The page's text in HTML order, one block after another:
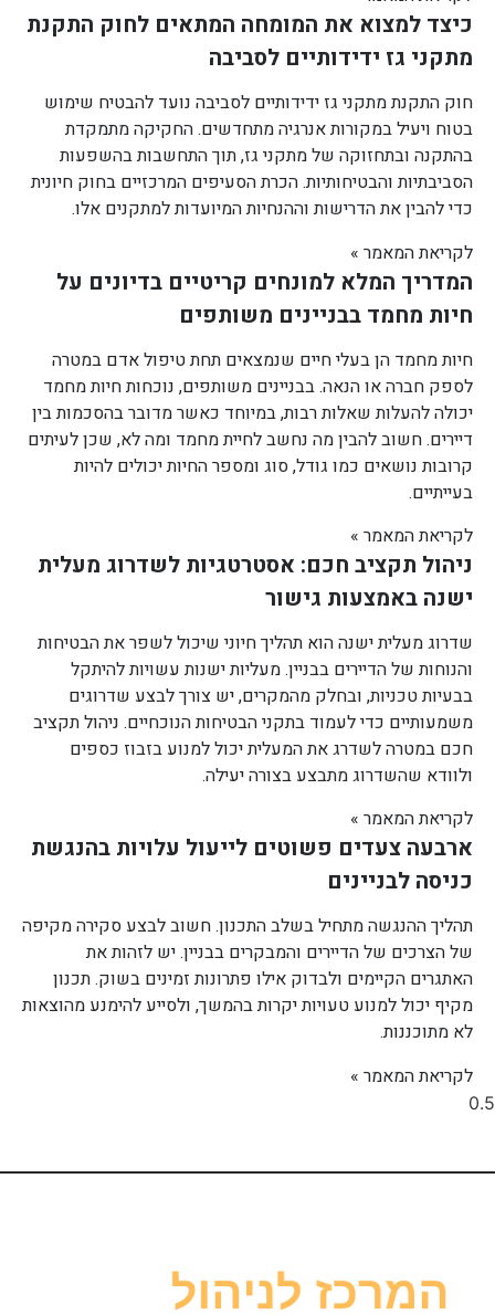
כיצד למצוא את המומחה המתאים לחוק התקנת
מתקני גז ידידותיים לסביבה
חוק התקנת מתקני גז ידידותיים לסביבה נועד להבטיח שימוש
בטוח ויעיל במקורות אנרגיה מתחדשים. החקיקה מתמקדת
בהתקנה ובתחזוקה של מתקני גז, תוך התחשבות בהשפעות
הסביבתיות והבטיחותיות. הכרת הסעיפים המרכזיים בחוק חיונית
כדי להבין את הדרישות וההנחיות המיועדות למתקנים אלו.
לקריאת המאמר »
המדריך המלא למונחים קריטיים בדיונים על
חיות מחמד בבניינים משותפים
חיות מחמד הן בעלי חיים שנמצאים תחת טיפול אדם במטרה
לספק חברה או הנאה. בבניינים משותפים, נוכחות חיות מחמד
יכולה להעלות שאלות רבות, במיוחד כאשר מדובר בהסכמות בין
דיירים. חשוב להבין מה נחשב לחיית מחמד ומה לא, שכן לעיתים
קרובות נושאים כמו גודל, סוג ומספר החיות יכולים להיות
בעייתיים.
לקריאת המאמר »
ניהול תקציב חכם: אסטרטגיות לשדרוג מעלית
ישנה באמצעות גישור
שדרוג מעלית ישנה הוא תהליך חיוני שיכול לשפר את הבטיחות
והנוחות של הדיירים בבניין. מעליות ישנות עשויות להיתקל
בבעיות טכניות, ובחלק מהמקרים, יש צורך לבצע שדרוגים
משמעותיים כדי לעמוד בתקני הבטיחות הנוכחיים. ניהול תקציב
חכם במטרה לשדרג את המעלית יכול למנוע בזבוז כספים
ולוודא שהשדרוג מתבצע בצורה יעילה.
לקריאת המאמר »
ארבעה צעדים פשוטים לייעול עלויות בהנגשת
כניסה לבניינים
תהליך ההנגשה מתחיל בשלב התכנון. חשוב לבצע סקירה מקיפה
של הצרכים של הדיירים והמבקרים בבניין. יש לזהות את
האתגרים הקיימים ולבדוק אילו פתרונות זמינים בשוק. תכנון
מקיף יכול למנוע טעויות יקרות בהמשך, ולסייע להימנע מהוצאות
לא מתוכננות.
לקריאת המאמר »